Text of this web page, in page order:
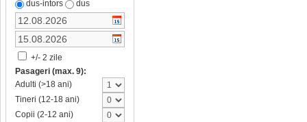
dus-intors dus
+/- 2 zile
Pasageri (max. 9):
Adulti (>18 ani)
Tineri (12-18 ani)
Copii (2-12 ani)